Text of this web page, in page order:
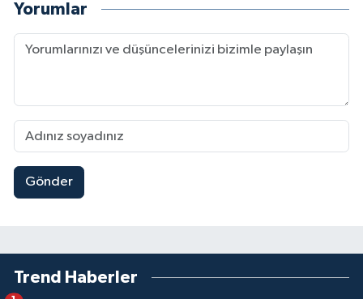
Yorumlar
Gönder
Trend Haberler